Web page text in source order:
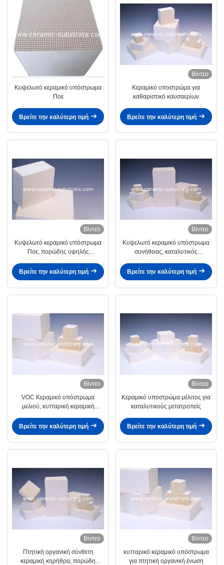
Κυψελωτό κεραμικό υπόστρωμα
Ποε
Βρείτε την καλύτερη τιμή
Βίντεο
Κεραμικό υποστρώμα για
καθαριστικό καυσαερίων
Βρείτε την καλύτερη τιμή
Βίντεο
Κυψελωτό κεραμικό υπόστρωμα
Ποε, πορώδης υψηλής
Βρείτε την καλύτερη τιμή
Βίντεο
Κυψελωτό κεραμικό υπόστρωμα
συνήθειας, καταλυτικός
Βρείτε την καλύτερη τιμή
Βίντεο
VOC Κεραμικό υπόστρωμα
μελιού, κυτταρική κεραμική
Βρείτε την καλύτερη τιμή
Βίντεο
Κεραμικό υποστρώμα μέλιτος για
καταλυτικούς μετατροπείς
Βρείτε την καλύτερη τιμή
Βίντεο
Πτητική οργανική σύνθετη
κεραμική κηρήθρα, πορώδη
Βίντεο
κυτταρικό κεραμικό υπόστρωμα
για πτητική οργανική ένωση